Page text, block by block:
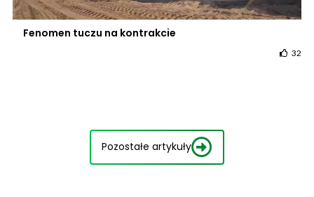
Fenomen tuczu na kontrakcie
32
Pozostałe artykuły